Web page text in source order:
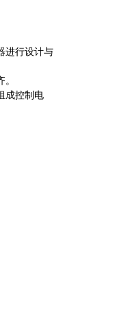
进行设计与
成控制电